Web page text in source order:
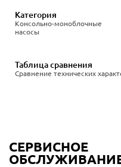
Консольно-моноблочные
насосы
Категория
Сравнение технических
Таблица сравнения
СЕРВИСНОЕ